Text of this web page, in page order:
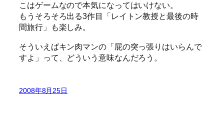
こはゲームなので本気になってはいけない。
もうそろそろ出る3作目「レイトン教授と最後の時
間旅行」も楽しみ。
そういえばキン肉マンの「屁の突っ張りはいらんで
すよ」って、どういう意味なんだろう。
2008年8月25日